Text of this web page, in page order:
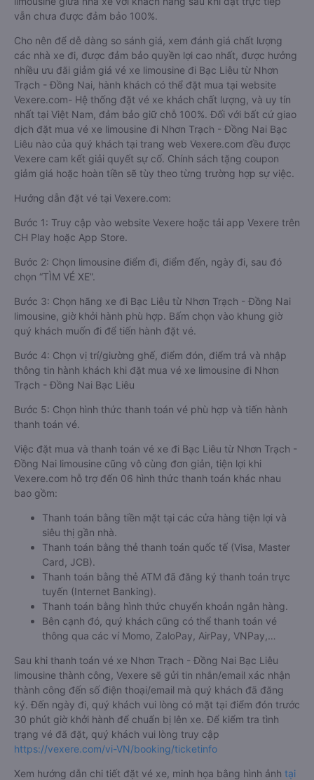
vẫn chưa được đảm bảo 100%.
Cho nên để dễ dàng so sánh giá, xem đánh giá chất lượng
các nhà xe đi, được đảm bảo quyền lợi cao nhất, được hưởng
nhiều ưu đãi giảm giá vé xe limousine đi Bạc Liêu từ Nhơn
Trạch - Đồng Nai, hành khách có thể đặt mua tại website
Vexere.com- Hệ thống đặt vé xe khách chất lượng, và uy tín
nhất tại Việt Nam, đảm bảo giữ chỗ 100%. Đối với bất cứ giao
dịch đặt mua vé xe limousine đi Nhơn Trạch - Đồng Nai Bạc
Liêu nào của quý khách tại trang web Vexere.com đều được
Vexere cam kết giải quyết sự cố. Chính sách tặng coupon
giảm giá hoặc hoàn tiền sẽ tùy theo từng trường hợp sự việc.
Hướng dẫn đặt vé tại Vexere.com:
Bước 1: Truy cập vào website Vexere hoặc tải app Vexere trên
CH Play hoặc App Store.
Bước 2: Chọn limousine điểm đi, điểm đến, ngày đi, sau đó
chọn “TÌM VÉ XE”.
Bước 3: Chọn hãng xe đi Bạc Liêu từ Nhơn Trạch - Đồng Nai
limousine, giờ khởi hành phù hợp. Bấm chọn vào khung giờ
quý khách muốn đi để tiến hành đặt vé.
Bước 4: Chọn vị trí/giường ghế, điểm đón, điểm trả và nhập
thông tin hành khách khi đặt mua vé xe limousine đi Nhơn
Trạch - Đồng Nai Bạc Liêu
Bước 5: Chọn hình thức thanh toán vé phù hợp và tiến hành
thanh toán vé.
Việc đặt mua và thanh toán vé xe đi Bạc Liêu từ Nhơn Trạch -
Đồng Nai limousine cũng vô cùng đơn giản, tiện lợi khi
Vexere.com hỗ trợ đến 06 hình thức thanh toán khác nhau
bao gồm:
Thanh toán bằng tiền mặt tại các cửa hàng tiện lợi và
siêu thị gần nhà.
Thanh toán bằng thẻ thanh toán quốc tế (Visa, Master
Card, JCB).
Thanh toán bằng thẻ ATM đã đăng ký thanh toán trực
tuyến (Internet Banking).
Thanh toán bằng hình thức chuyển khoản ngân hàng.
Bên cạnh đó, quý khách cũng có thể thanh toán vé
thông qua các ví Momo, ZaloPay, AirPay, VNPay,…
Sau khi thanh toán vé xe Nhơn Trạch - Đồng Nai Bạc Liêu
limousine thành công, Vexere sẽ gửi tin nhắn/email xác nhận
thành công đến số điện thoại/email mà quý khách đã đăng
ký. Đến ngày đi, quý khách vui lòng có mặt tại điểm đón trước
30 phút giờ khởi hành để chuẩn bị lên xe. Để kiểm tra tình
trạng vé đã đặt, quý khách vui lòng truy cập
https://vexere.com/vi-VN/booking/ticketinfo
Xem hướng dẫn chi tiết đặt vé xe, minh họa bằng hình ảnh tại